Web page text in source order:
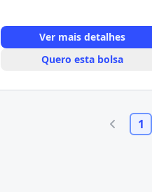
Ver mais detalhes
Quero esta bolsa
1